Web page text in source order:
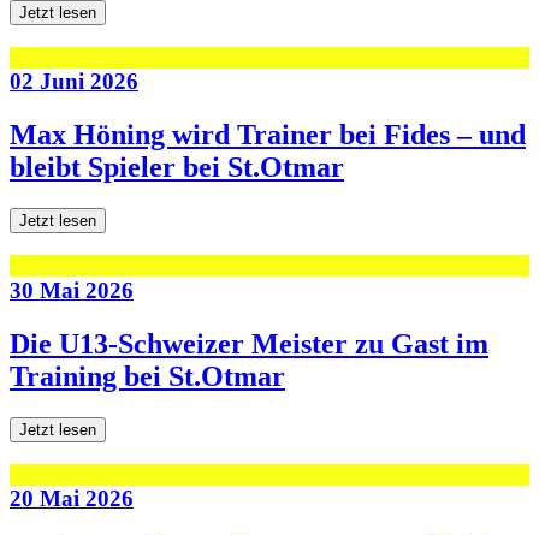
Jetzt lesen
02 Juni 2026
Max Höning wird Trainer bei Fides – und
bleibt Spieler bei St.Otmar
Jetzt lesen
30 Mai 2026
Die U13-Schweizer Meister zu Gast im
Training bei St.Otmar
Jetzt lesen
20 Mai 2026